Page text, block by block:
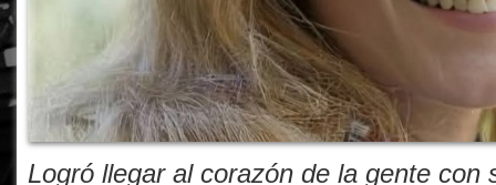
Logró llegar al corazón de la gente con